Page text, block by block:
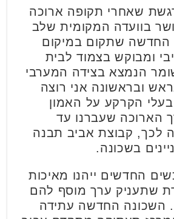
שאחרי תקופה ארוכה
בוועדה המקומית שלב
החדשה שתקום במיקום
ומבוקש בצמוד לבית
הנמצא בצידה המערבי
ובראשונה אני רוצה
ל250 בעלי הקרקע על האמון
הארוכה שעברנו עד
לכך, קבוצת אביב תבנה
בשכונה.
החדשים ייהנו מאיכות
שתעניק ערך מוסף להם
השכונה החדשה עתידה